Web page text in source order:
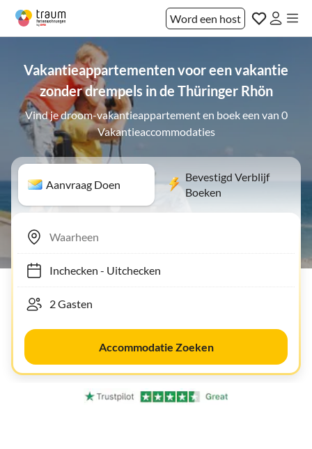
Word een host
Vakantieappartementen voor een vakantie
zonder drempels in de Thüringer Rhön
Vind je droom-vakantieappartement en boek een van 0
Vakantieaccommodaties
Aanvraag Doen
Bevestigd Verblijf
Boeken
Inchecken- Uitchecken
Accommodatie Zoeken